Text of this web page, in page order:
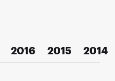
2016 2015 2014